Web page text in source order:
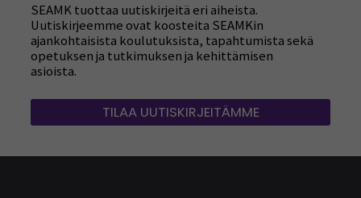
SEAMK tuottaa uutiskirjeitä eri aiheista.
Uutiskirjeemme ovat koosteita SEAMKin
ajankohtaisista koulutuksista, tapahtumista sekä
opetuksen ja tutkimuksen ja kehittämisen
asioista.
TILAA UUTISKIRJEITÄMME